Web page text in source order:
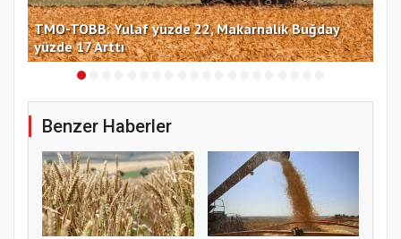
TMO-TOBB: Yulaf yüzde 22, Makarnalık Buğday
yüzde 17 Arttı
Benzer Haberler